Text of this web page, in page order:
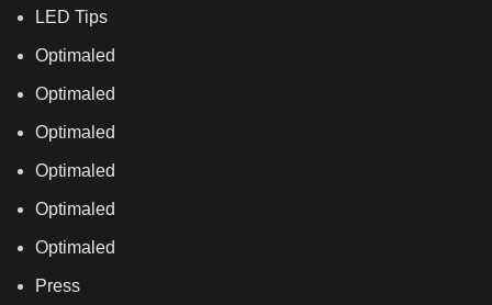
LED Tips
Optimaled
Optimaled
Optimaled
Optimaled
Optimaled
Optimaled
Press